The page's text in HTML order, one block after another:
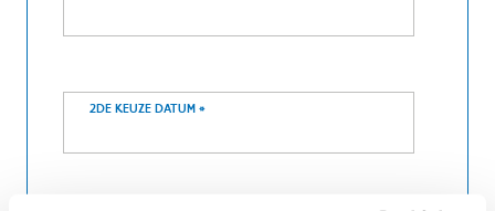
2DE KEUZE DATUM *